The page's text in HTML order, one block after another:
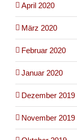
April 2020
März 2020
Februar 2020
Januar 2020
Dezember 2019
November 2019